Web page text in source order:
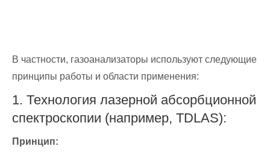
В частности, газоанализаторы используют следующие
принципы работы и области применения:
1. Технология лазерной абсорбционной
спектроскопии (например, TDLAS):
Принцип: